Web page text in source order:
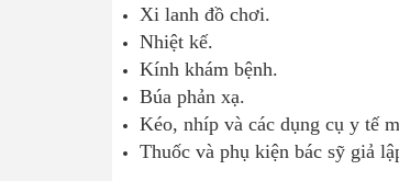
Xi lanh đồ chơi.
Nhiệt kế.
Kính khám bệnh.
Búa phản xạ.
Kéo, nhíp và các dụng cụ y tế
Thuốc và phụ kiện bác sỹ giả